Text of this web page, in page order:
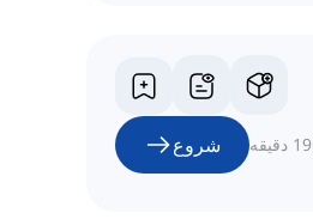
19 دقیقه شروع